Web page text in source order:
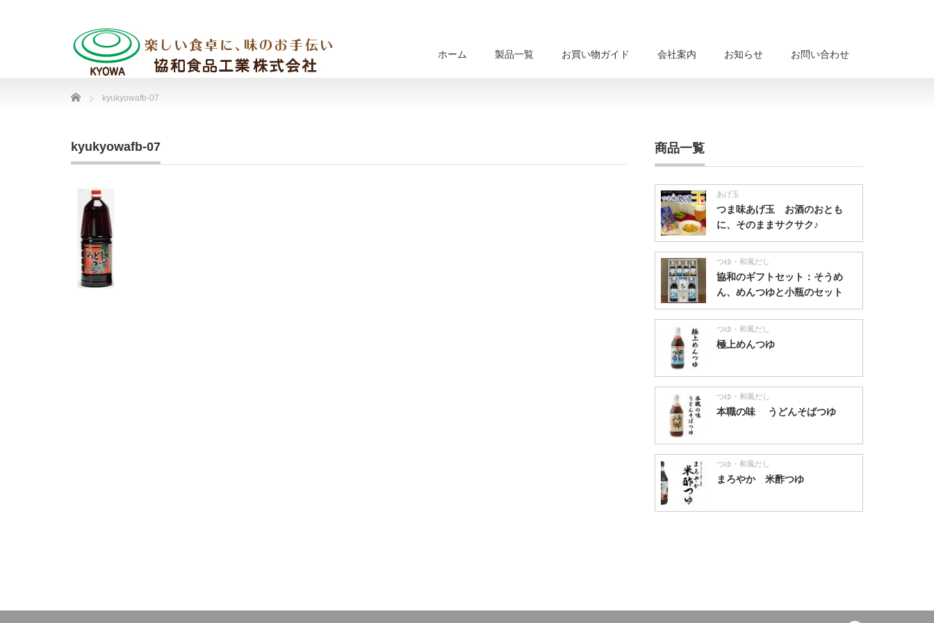
ホーム 製品一覧 お買い物ガイド 会社案内 お知らせ お問い合わせ
Home kyukyowafb-07
kyukyowafb-07 商品一覧
あげ玉
つま味あげ玉 お酒のおとも
に、そのままサクサク♪
つゆ・和風だし
協和のギフトセット：そうめ
ん、めんつゆと小瓶のセット
つゆ・和風だし
極上めんつゆ
つゆ・和風だし
本職の味 うどんそばつゆ
つゆ・和風だし
まろやか 米酢つゆ